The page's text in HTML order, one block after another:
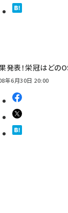
発表！栄冠はどの
年6月30日 20:00